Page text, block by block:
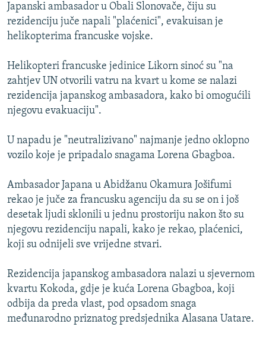
INFOGRAFIKE
KINA NA BALKANU
RSE PRIČE IZ SVIJETA
ISPRIČAJ MI
DNEVNO@RSE
SPECIJALI RSE
GENOCID U SREBRENICI
TV LIBERTY
POST SCRIPTUM
MOJA EVROPA
TRI DECENIJE OD RATA U BIH
SVE KARTE DEJTONA
NASTANAK I RASPAD JUGOSLAVIJE
PRATITE NAS
Sve RFE/RL stranice
Japanski ambasador u Obali Slonovače, čiju su
rezidenciju juče napali "plaćenici", evakuisan je
helikopterima francuske vojske.
Helikopteri francuske jedinice Likorn sinoć su "na
zahtjev UN otvorili vatru na kvart u kome se nalazi
rezidencija japanskog ambasadora, kako bi omogućili
njegovu evakuaciju".
U napadu je "neutralizivano" najmanje jedno oklopno
vozilo koje je pripadalo snagama Lorena Gbagboa.
Ambasador Japana u Abidžanu Okamura Jošifumi
rekao je juče za francusku agenciju da su se on i još
desetak ljudi sklonili u jednu prostoriju nakon što su
njegovu rezidenciju napali, kako je rekao, plaćenici,
koji su odnijeli sve vrijedne stvari.
Rezidencija japanskog ambasadora nalazi u sjevernom
kvartu Kokoda, gdje je kuća Lorena Gbagboa, koji
odbija da preda vlast, pod opsadom snaga
međunarodno priznatog predsjednika Alasana Uatare.